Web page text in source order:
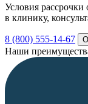
Условия
в клинику,
8 (800) 555-14-67
Наши